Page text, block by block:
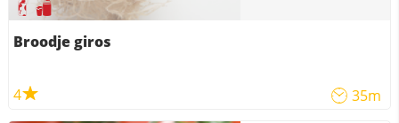
Broodje giros
4 35m